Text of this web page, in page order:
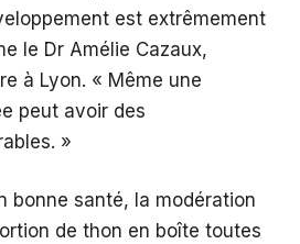
est extrêmement
le Dr Amélie Cazaux,
à Lyon. « Même une
peut avoir des
»
bonne santé, la modération
de thon en boîte toutes